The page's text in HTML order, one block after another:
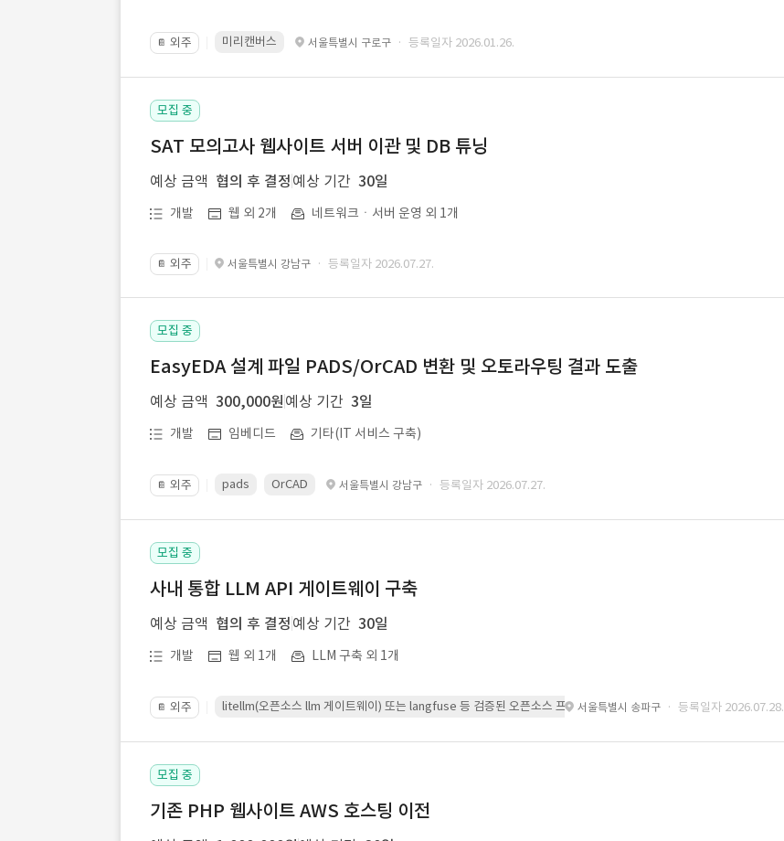
📔 외주 미리캔버스 서울특별시 구로구 · 등록일자 2026.01.26.
모집 중
SAT 모의고사 웹사이트 서버 이관 및 DB 튜닝
예상 금액 협의 후 결정 예상 기간 30일
개발 웹 외 2개 네트워크ㆍ서버 운영 외 1개
📔 외주 서울특별시 강남구 · 등록일자 2026.07.27.
모집 중
EasyEDA 설계 파일 PADS/OrCAD 변환 및 오토라우팅 결과 도출
예상 금액 300,000원 예상 기간 3일
개발 임베디드 기타(IT 서비스 구축)
📔 외주 pads OrCAD 서울특별시 강남구 · 등록일자 2026.07.27.
모집 중
사내 통합 LLM API 게이트웨이 구축
예상 금액 협의 후 결정 예상 기간 30일
개발 웹 외 1개 LLM 구축 외 1개
📔 외주 litellm(오픈소스 llm 게이트웨이) 또는 langfuse 등 검증된 오픈소스 프레임워크를 기반으로 시스템을 구축
서울특별시 송파구 · 등록일자 2026.07.28.
모집 중
기존 PHP 웹사이트 AWS 호스팅 이전